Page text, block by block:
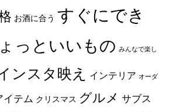
お酒に合う すぐにでき
っといいもの みんなで楽し
ンスタ映え インテリア オーダ
イテム クリスマス グルメ サブス